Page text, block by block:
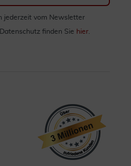
jederzeit vom Newsletter
finden Sie hier.